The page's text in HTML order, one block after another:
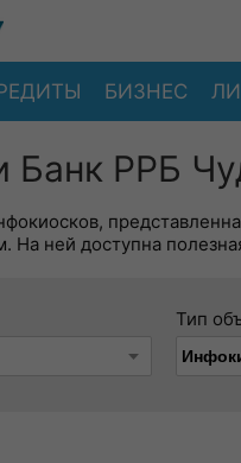
БИЗНЕС
Банк РРБ
ней доступна
Тип